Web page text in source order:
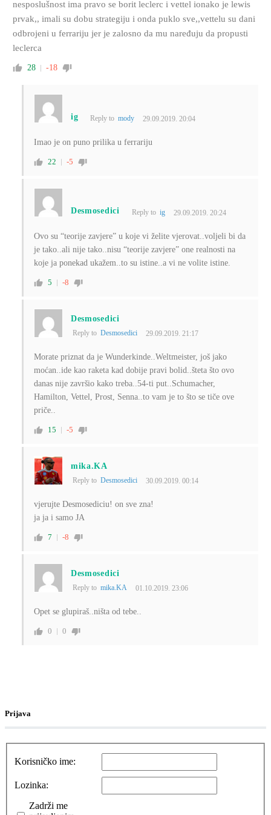
nesposlušnost ima pravo se borit leclerc i vettel ionako je lewis
prvak,, imali su dobu strategiju i onda puklo sve,,vettelu su dani
odbrojeni u ferrariju jer je zalosno da mu naređuju da propusti
leclerca
28 -18
ig Reply tomody 29.09.2019. 20:04
Imao je on puno prilika u ferrariju
22 -5
Desmosedici Reply to ig 29.09.2019. 20:24
Ovo su “teorije zavjere” u koje vi želite vjerovat..voljeli bi da
je tako..ali nije tako..nisu “teorije zavjere” one realnosti na
koje ja ponekad ukažem..to su istine..a vi ne volite istine.
5 -8
Desmosedici
Reply to Desmosedici 29.09.2019. 21:17
Morate priznat da je Wunderkinde..Weltmeister, još jako
moćan..ide kao raketa kad dobije pravi bolid..šteta što ovo
danas nije završio kako treba..54-ti put..Schumacher,
Hamilton, Vettel, Prost, Senna..to vam je to što se tiče ove
priče..
15 -5
mika.KA
Reply to Desmosedici 30.09.2019. 00:14
vjerujte Desmosediciu! on sve zna!
ja ja i samo JA
7 -8
Desmosedici
Reply to mika.KA 01.10.2019. 23:06
Opet se glupiraš..ništa od tebe..
0 0
Prijava
Korisničko ime:
Lozinka:
Zadrži me